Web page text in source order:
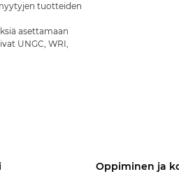
tuotteiden
asettamaan
UNGC, WRI,
Oppiminen ja